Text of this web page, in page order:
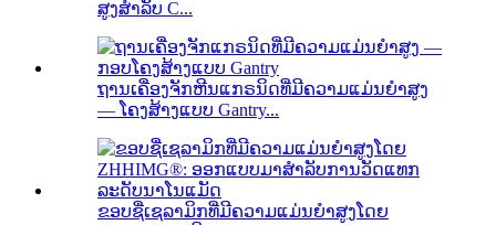
ສູງສຳລັບ C...
ຖານເຄື່ອງຈັກຫີນແກຣນິດທີ່ມີຄວາມແມ່ນຍໍາສູງ
— ໂຄງສ້າງແບບ Gantry...
ຂອບຊື່ເຊລາມິກທີ່ມີຄວາມແມ່ນຍໍາສູງໂດຍ